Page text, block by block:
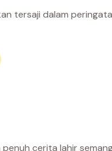
tersaji dalam